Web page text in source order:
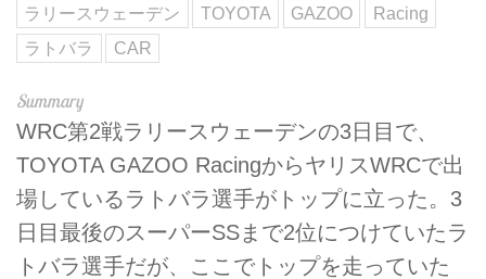
ラリースウェーデン
TOYOTA GAZOO
Racing
ラトバラ
CAR
WRC第2戦ラリースウェーデンの3日目で、
TOYOTA GAZOO RacingからヤリスWRCで出
場しているラトバラ選手がトップに立った。3
日目最後のスーパーSSまで2位につけていたラ
トバラ選手だが、ここでトップを走っていた